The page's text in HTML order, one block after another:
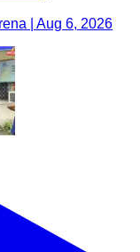
| Aug 6, 2026